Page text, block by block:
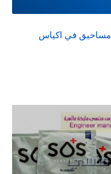
مساحيق في اكياس